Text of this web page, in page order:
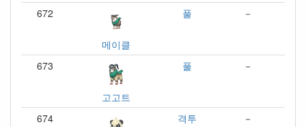
672
메이클
풀 －
673
고고트
풀 －
674 격투 －